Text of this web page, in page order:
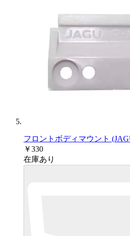
フロントボディマウント
￥330
在庫あり